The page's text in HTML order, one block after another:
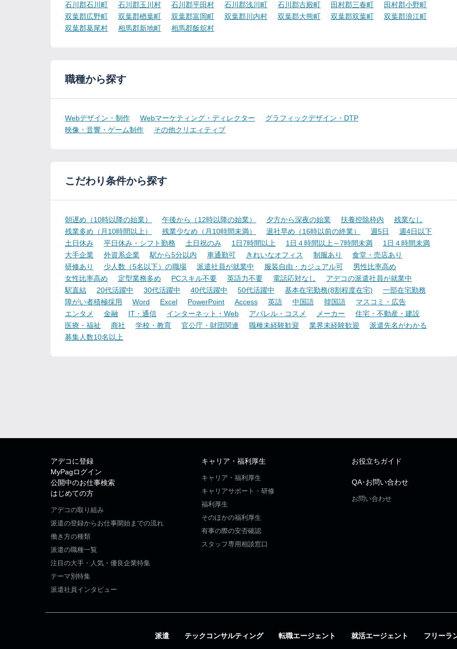
石川郡石川町
石川郡玉川村 石川郡平田村 石川郡浅川町 石川郡古殿町 田村郡三春町
田村郡小野町
双葉郡広野町
双葉郡楢葉町 双葉郡富岡町 双葉郡川内村 双葉郡大熊町 双葉郡双葉町
双葉郡浪江町
双葉郡葛尾村
相馬郡新地町 相馬郡飯舘村
職種から探す
Webデザイン・制作 Webマーケティング・ディレクター
グラフィックデザイン・DTP
映像・音響・ゲーム制作
その他クリエィティブ
こだわり条件から探す
朝遅め（10時以降の始業） 午後から（12時以降の始業） 夕方から深夜の始業 扶養控除枠内
残業なし
残業多め（月10時間以上）
残業少なめ（月10時間未満） 退社早め（16時以前の終業） 週5日
週4日以下
土日休み
平日休み・シフト勤務 土日祝のみ 1日7時間以上 1日４時間以上～7時間未満
1日４時間未満
大手企業
外資系企業 駅から5分以内 車通勤可 きれいなオフィス 制服あり
食堂・売店あり
研修あり
少人数（5名以下）の職場 派遣社員が就業中 服装自由・カジュアル可
男性比率高め
女性比率高め
定型業務多め PCスキル不要 英語力不要 電話応対なし
アデコの派遣社員が就業中
駅直結
20代活躍中 30代活躍中 40代活躍中 50代活躍中 基本在宅勤務(8割程度在宅)
一部在宅勤務
障がい者積極採用
Word Excel PowerPoint Access 英語 中国語 韓国語
マスコミ・広告
エンタメ
金融 IT・通信 インターネット・Web アパレル・コスメ メーカー
住宅・不動産・建設
医療・福祉
商社 学校・教育 官公庁・財団関連 職種未経験歓迎 業界未経験歓迎
派遣先名がわかる
募集人数10名以上
アデコに登録
MyPagログイン
公開中のお仕事検索
はじめての方
アデコの取り組み
派遣の登録からお仕事開始までの流れ
働き方の種類
派遣の職種一覧
注目の大手・人気・優良企業特集
テーマ別特集
派遣社員インタビュー
キャリア・福利厚生
キャリア・福利厚生
キャリアサポート・研修
福利厚生
そのほかの福利厚生
有事の際の安否確認
スタッフ専用相談窓口
お役立ちガイド
QA･お問い合わせ
お問い合わせ
派遣 テックコンサルティング 転職エージェント 就活エージェント フリーラ